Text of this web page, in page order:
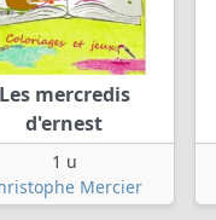
Les mercredis
d'ernest
1 u
Mercier